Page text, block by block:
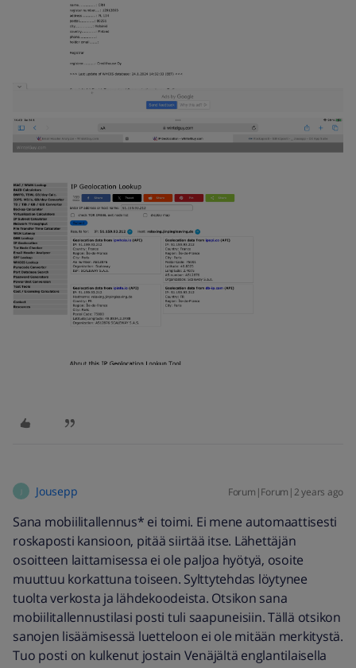
Jousepp Forum|Forum|2 years ago
Sana mobiilitallennus* ei toimi. Ei mene automaattisesti
roskaposti kansioon, pitää siirtää itse. Lähettäjän
osoitteen laittamisessa ei ole paljoa hyötyä, osoite
muuttuu korkattuna toiseen. Sylttytehdas löytynee
tuolta verkosta ja lähdekoodeista. Otsikon sana
mobiilitallennustilasi posti tuli saapuneisiin. Tällä otsikon
sanojen lisäämisessä luetteloon ei ole mitään merkitystä.
Tuo posti on kulkenut jostain Venäjältä englantilaisella